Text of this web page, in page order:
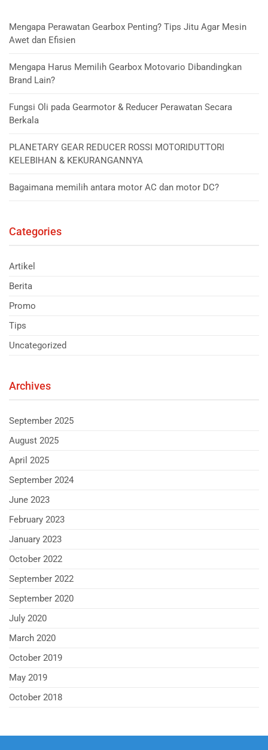
Mengapa Perawatan Gearbox Penting? Tips Jitu Agar Mesin
Awet dan Efisien
Mengapa Harus Memilih Gearbox Motovario Dibandingkan
Brand Lain?
Fungsi Oli pada Gearmotor & Reducer Perawatan Secara
Berkala
PLANETARY GEAR REDUCER ROSSI MOTORIDUTTORI
KELEBIHAN & KEKURANGANNYA
Bagaimana memilih antara motor AC dan motor DC?
Categories
Artikel
Berita
Promo
Tips
Uncategorized
Archives
September 2025
August 2025
April 2025
September 2024
June 2023
February 2023
January 2023
October 2022
September 2022
September 2020
July 2020
March 2020
October 2019
May 2019
October 2018